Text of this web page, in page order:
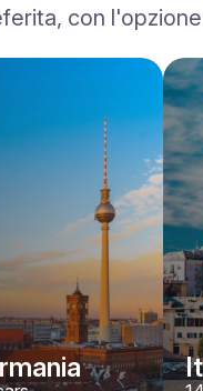
Range Rover
YPDJPVBJ
con